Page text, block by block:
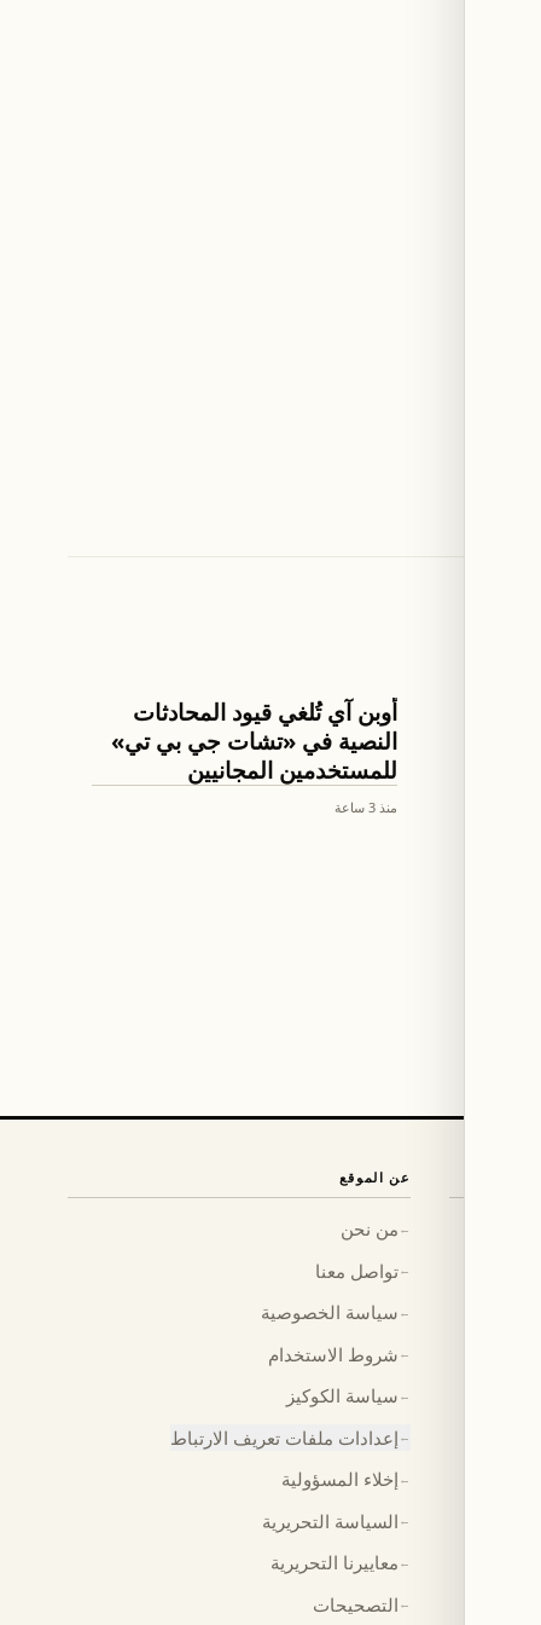
الذكاء الإصطناعي
أوبن آي تُلغي قيود المحادثات
النصية في «تشات جي بي تي»
للمستخدمين المجانيين
منذ 3 ساعة
عن الموقع
← من نحن
←تواصل معنا
← سياسة الخصوصية
← شروط الاستخدام
← سياسة الكوكيز
← إعدادات ملفات تعريف الارتباط
← إخلاء المسؤولية
← السياسة التحريرية
← معاييرنا التحريرية
← التصحيحات